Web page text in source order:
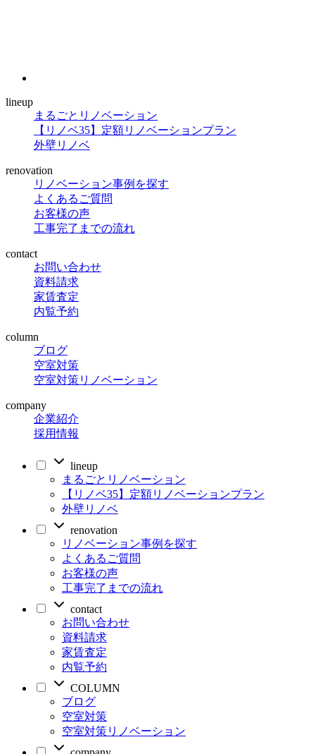
lineup
まるごとリノベーション
【リノベ35】定額リノベーションプラン
外壁リノベ
renovation
リノベーション事例を探す
よくあるご質問
お客様の声
工事完了までの流れ
contact
お問い合わせ
資料請求
家賃査定
内覧予約
column
ブログ
空室対策
空室対策リノベーション
company
企業紹介
採用情報
lineup
まるごとリノベーション
【リノベ35】定額リノベーションプラン
外壁リノベ
renovation
リノベーション事例を探す
よくあるご質問
お客様の声
工事完了までの流れ
contact
お問い合わせ
資料請求
家賃査定
内覧予約
COLUMN
ブログ
空室対策
空室対策リノベーション